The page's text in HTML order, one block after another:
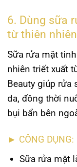
6. Dùng sữa
từ thiên
Sữa rửa mặt
nhiên triết xuất
Beauty giúp rửa
da, đồng thời
bụi bẩn bên
► CÔNG DỤNG:
Sữa rửa mặt